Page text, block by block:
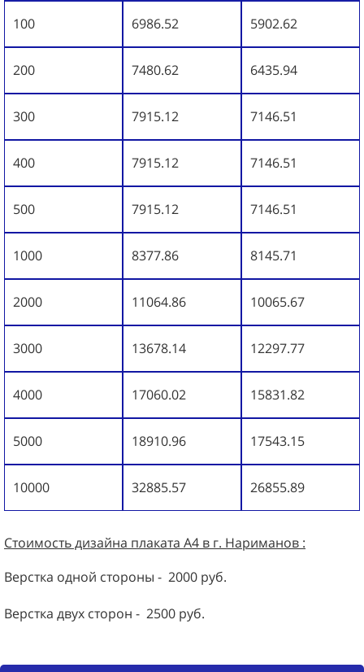
100 6986.52 5902.62
200 7480.62 6435.94
300 7915.12 7146.51
400 7915.12 7146.51
500 7915.12 7146.51
1000 8377.86 8145.71
2000 11064.86 10065.67
3000 13678.14 12297.77
4000 17060.02 15831.82
5000 18910.96 17543.15
10000 32885.57 26855.89
Стоимость дизайна плаката А4 в г. Нариманов :
Верстка одной стороны - 2000 руб.
Верстка двух сторон - 2500 руб.